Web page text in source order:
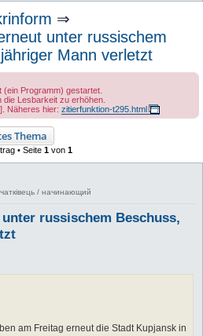
⇒
unter russischem
Mann verletzt
Programm) gestartet.
Lesbarkeit zu erhöhen.
Näheres hier: zitierfunktion-t295.html
Thema
• Seite 1 von 1
/ начинающий
russischem Beschuss,
am Freitag erneut die Stadt Kupjansk in